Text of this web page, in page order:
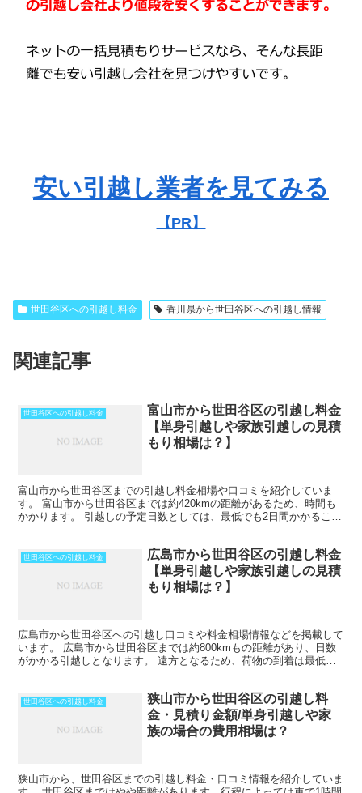
安い引越し業者を見てみる
【PR】
世田谷区への引越し料金 香川県から世田谷区への引越し情報
関連記事
世田谷区への引越し料金
富山市から世田谷区の引越し料金
【単身引越しや家族引越しの見積
もり相場は？】
富山市から世田谷区までの引越し料金相場や口コミを紹介していま
す。 富山市から世田谷区までは約420kmの距離があるため、時間も
かかります。 引越しの予定日数としては、最低でも2日間かかること
世田谷区への引越し料金
広島市から世田谷区の引越し料金
【単身引越しや家族引越しの見積
もり相場は？】
広島市から世田谷区への引越し口コミや料金相場情報などを掲載して
います。 広島市から世田谷区までは約800kmもの距離があり、日数
がかかる引越しとなります。 遠方となるため、荷物の到着は最低で
世田谷区への引越し料金
狭山市から世田谷区の引越し料
金・見積り金額/単身引越しや家
族の場合の費用相場は？
狭山市から、世田谷区までの引越し料金・口コミ情報を紹介していま